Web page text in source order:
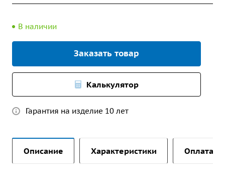
В наличии
Заказать товар
Калькулятор
Гарантия на изделие 10 лет
Описание Характеристики Оплата и